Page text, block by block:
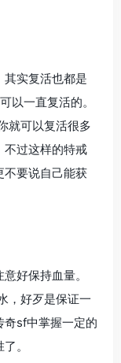
实复活也都是
以一直复活的。
就可以复活很多
不过这样的特戒
不要说自己能获
好保持血量。
，好歹是保证一
奇sf中掌握一定的
。